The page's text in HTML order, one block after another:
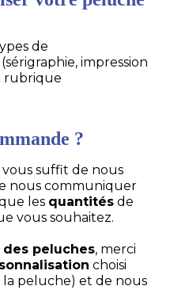
de
impression
rubrique
?
suffit de nous
nous communiquer
les quantités de
vous souhaitez.
peluches, merci
choisi
peluche) et de nous